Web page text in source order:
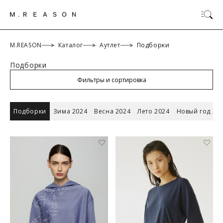
M.REASON Каталог Аутлет Подборки
Подборки
Фильтры и сортировка
Подборки Зима 2024 Весна 2024 Лето 2024 Новый год
ОК